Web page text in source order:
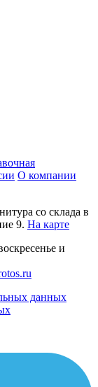
О компании
со склада в
9. На карте
и
данных